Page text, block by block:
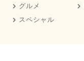
グルメ
スペシャル